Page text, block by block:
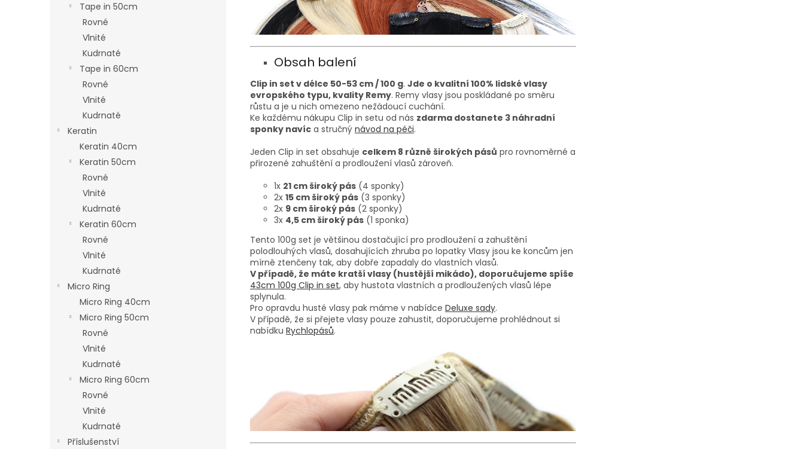
Tape in 50cm
Rovné
Vlnité
Kudrnaté
Tape in 60cm
Rovné
Vlnité
Kudrnaté
Keratin
Keratin 40cm
Keratin 50cm
Rovné
Vlnité
Kudrnaté
Keratin 60cm
Rovné
Vlnité
Kudrnaté
Micro Ring
Micro Ring 40cm
Micro Ring 50cm
Rovné
Vlnité
Kudrnaté
Micro Ring 60cm
Rovné
Vlnité
Kudrnaté
Příslušenství
Obsah balení
Clip in set v délce 50-53 cm / 100 g. Jde o kvalitní 100% lidské vlasy
evropského typu, kvality Remy. Remy vlasy jsou poskládané po směru
růstu a je u nich omezeno nežádoucí cuchání.
Ke každému nákupu Clip in setu od nás zdarma dostanete 3 náhradní
sponky navíc a stručný návod na péči.
Jeden Clip in set obsahuje celkem 8 různě širokých pásů pro rovnoměrné a
přirozené zahuštění a prodloužení vlasů zároveň.
1x 21 cm široký pás (4 sponky)
2x 15 cm široký pás (3 sponky)
2x 9 cm široký pás (2 sponky)
3x 4,5 cm široký pás (1 sponka)
Tento 100g set je většinou dostačující pro prodloužení a zahuštění
polodlouhých vlasů, dosahujících zhruba po lopatky Vlasy jsou ke koncům jen
mírně ztenčeny tak, aby dobře zapadaly do vlastních vlasů.
V případě, že máte kratší vlasy (hustější mikádo), doporučujeme spíše
43cm 100g Clip in set, aby hustota vlastních a prodloužených vlasů lépe
splynula.
Pro opravdu husté vlasy pak máme v nabídce Deluxe sady.
V případě, že si přejete vlasy pouze zahustit, doporučujeme prohlédnout si
nabídku Rychlopásů.